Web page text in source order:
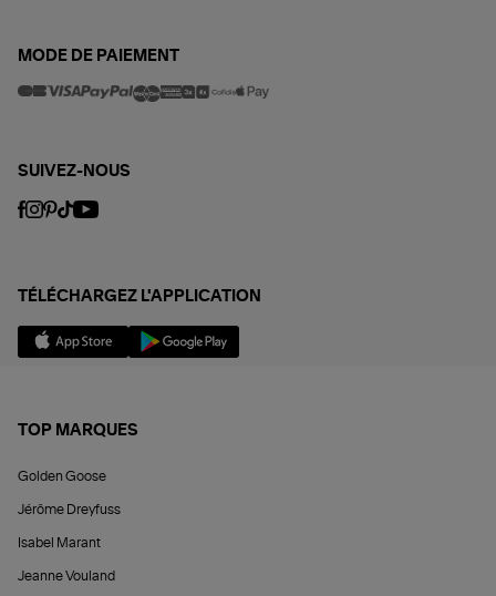
MODE DE PAIEMENT
SUIVEZ-NOUS
TÉLÉCHARGEZ L'APPLICATION
TOP MARQUES
Golden Goose
Jérôme Dreyfuss
Isabel Marant
Jeanne Vouland